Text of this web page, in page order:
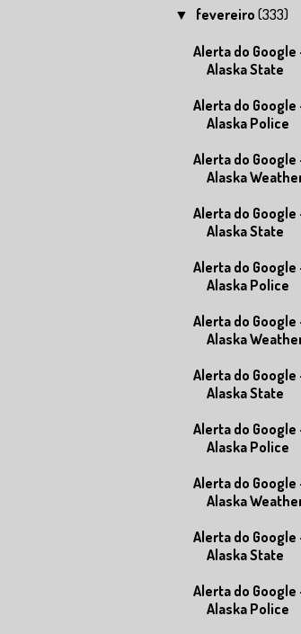
▼ fevereiro(333)
Alerta do Google
Alaska State
Alerta do Google
Alaska Police
Alerta do Google
Alaska
Alerta do Google
Alaska State
Alerta do Google
Alaska Police
Alerta do Google
Alaska
Alerta do Google
Alaska State
Alerta do Google
Alaska Police
Alerta do Google
Alaska
Alerta do Google
Alaska State
Alerta do Google
Alaska Police